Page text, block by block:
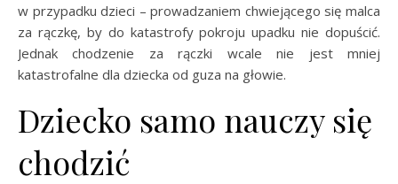
w przypadku dzieci – prowadzaniem chwiejącego się malca
za rączkę, by do katastrofy pokroju upadku nie dopuścić.
Jednak chodzenie za rączki wcale nie jest mniej
katastrofalne dla dziecka od guza na głowie.
Dziecko samo nauczy się
chodzić